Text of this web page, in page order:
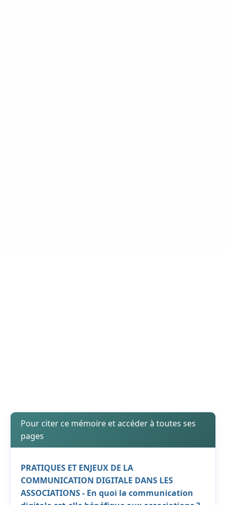
Pour citer ce mémoire et accéder à toutes ses
pages
PRATIQUES ET ENJEUX DE LA
COMMUNICATION DIGITALE DANS LES
ASSOCIATIONS - En quoi la communication